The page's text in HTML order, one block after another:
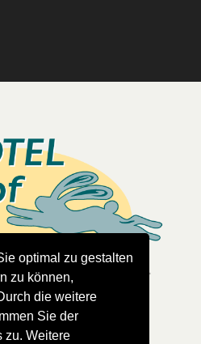
optimal zu gestalten
zu können,
die weitere
Sie der
zu. Weitere
more